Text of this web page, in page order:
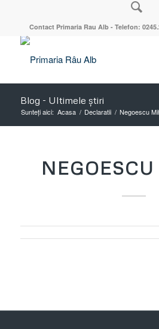
Contact Primaria Rau Alb - Telefon:
Blog - Ultimele știri
Sunteți aici: Acasa / Declaratii / Negoescu